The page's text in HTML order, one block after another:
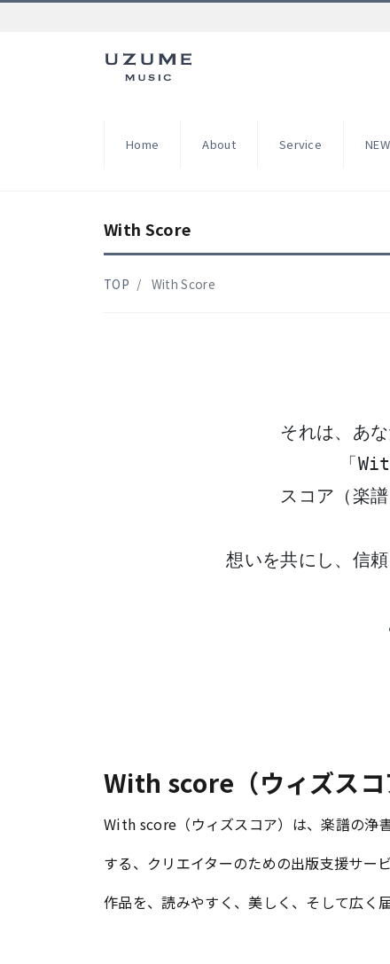
Home About Service
With Score
TOP With Score
それは、あ
「
スコア（楽
想いを共にし、信
With score（ウィズスコ
With score（ウィズスコア）は、楽譜の浄
する、クリエイターのための出版支援サービ
作品を、読みやすく、美しく、そして広く